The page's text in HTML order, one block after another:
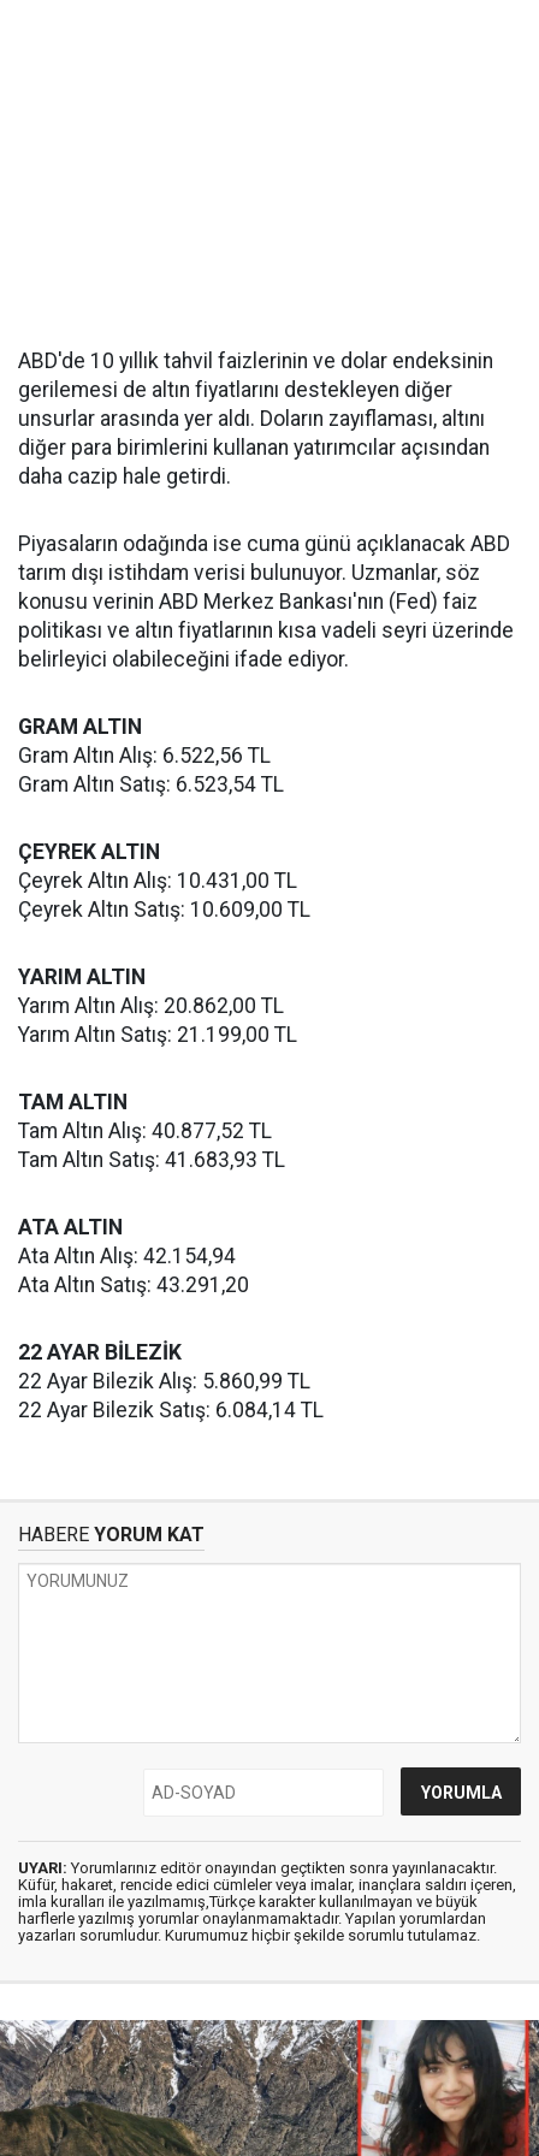
ABD'de 10 yıllık tahvil faizlerinin ve dolar endeksinin
gerilemesi de altın fiyatlarını destekleyen diğer
unsurlar arasında yer aldı. Doların zayıflaması, altını
diğer para birimlerini kullanan yatırımcılar açısından
daha cazip hale getirdi.
Piyasaların odağında ise cuma günü açıklanacak ABD
tarım dışı istihdam verisi bulunuyor. Uzmanlar, söz
konusu verinin ABD Merkez Bankası'nın (Fed) faiz
politikası ve altın fiyatlarının kısa vadeli seyri üzerinde
belirleyici olabileceğini ifade ediyor.
GRAM ALTIN
Gram Altın Alış: 6.522,56 TL
Gram Altın Satış: 6.523,54 TL
ÇEYREK ALTIN
Çeyrek Altın Alış: 10.431,00 TL
Çeyrek Altın Satış: 10.609,00 TL
YARIM ALTIN
Yarım Altın Alış: 20.862,00 TL
Yarım Altın Satış: 21.199,00 TL
TAM ALTIN
Tam Altın Alış: 40.877,52 TL
Tam Altın Satış: 41.683,93 TL
ATA ALTIN
Ata Altın Alış: 42.154,94
Ata Altın Satış: 43.291,20
22 AYAR BİLEZİK
22 Ayar Bilezik Alış: 5.860,99 TL
22 Ayar Bilezik Satış: 6.084,14 TL
HABERE YORUM KAT
UYARI: Yorumlarınız editör onayından geçtikten sonra yayınlanacaktır.
Küfür, hakaret, rencide edici cümleler veya imalar, inançlara saldırı içeren,
imla kuralları ile yazılmamış,Türkçe karakter kullanılmayan ve büyük
harflerle yazılmış yorumlar onaylanmamaktadır. Yapılan yorumlardan
yazarları sorumludur. Kurumumuz hiçbir şekilde sorumlu tutulamaz.